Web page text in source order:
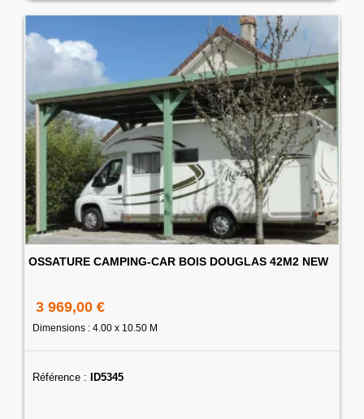
OSSATURE CAMPING-CAR BOIS DOUGLAS 42M2 NEW
3 969,00 €
Dimensions : 4.00 x 10.50 M
Référence : ID5345